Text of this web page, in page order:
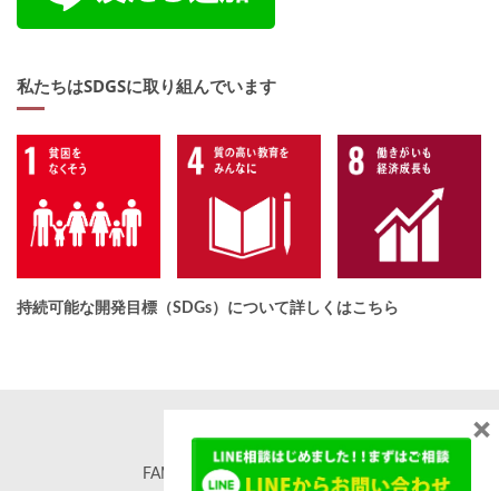
私たちはSDGSに取り組んでいます
持続可能な開発目標（SDGs）について詳しくはこちら
FAMORE. All rights reserved. ©
×